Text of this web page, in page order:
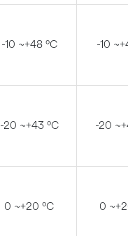
-10 ~+48 ºC -10
-20 ~+43 ºC -20
0 ~+20 ºC 0